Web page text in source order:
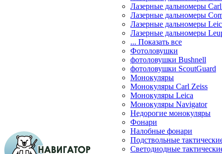
Лазерные дальномеры
Лазерные дальномеры
Лазерные дальномеры
Лазерные дальномеры
... Показать все
Фотоловушки
фотоловушки Bushnell
фотоловушки ScoutGuard
Монокуляры
Монокуляры Carl Zeiss
Монокуляры Leica
Монокуляры Navigator
Недорогие монокуляры
Фонари
Налобные фонари
Подствольные
Светодиодные